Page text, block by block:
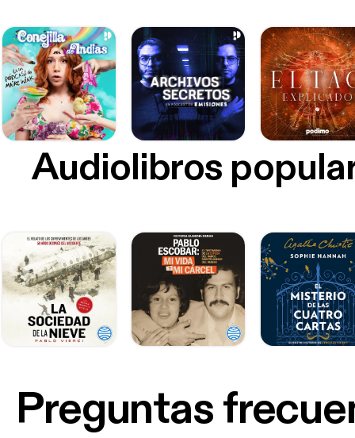
Audiolibros
Preguntas